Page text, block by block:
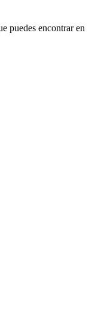
puedes encontrar en